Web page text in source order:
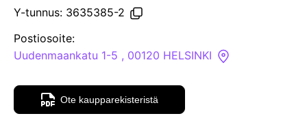
API
Tietopankki
Y-tunnus: 3635385-2
Postiosoite:
Uudenmaankatu 1-5 , 00120 HELSINKI
Ote kaupparekisteristä